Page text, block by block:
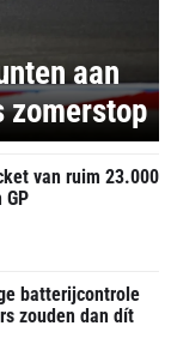
aan
zomerstop
van ruim 23.000
batterijcontrole
zouden dan dít